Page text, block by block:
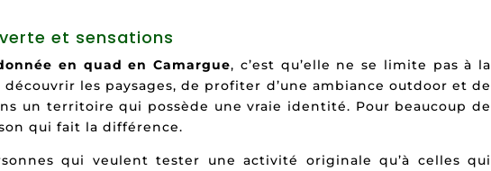
et sensations
en quad en Camargue, c’est qu’elle ne se limite pas à la
les paysages, de profiter d’une ambiance outdoor et de
un territoire qui possède une vraie identité. Pour beaucoup de
qui fait la différence.
qui veulent tester une activité originale qu’à celles qui